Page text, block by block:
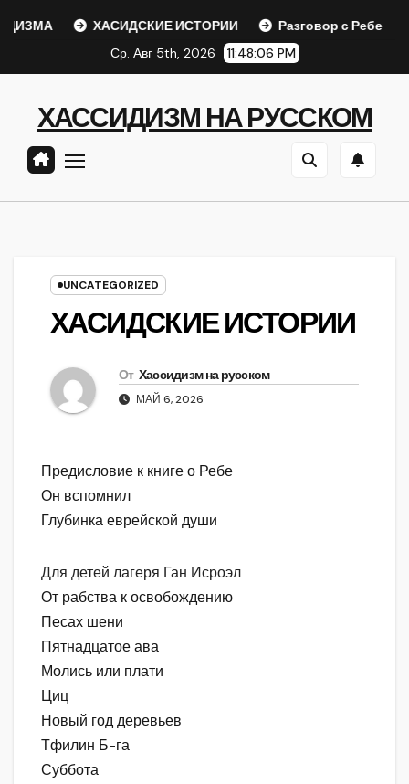
ХАСИДСКИЕ ИСТОРИИ Разговор с Ребе
Ср. Авг 5th, 2026
11:48:06 PM
ХАССИДИЗМ НА РУССКОМ
UNCATEGORIZED
ХАСИДСКИЕ ИСТОРИИ
От Хассидизм на русском
МАЙ 6, 2026
Предисловие к книге о Ребе
Он вспомнил
Глубинка еврейской души
Для детей лагеря Ган Исроэл
От рабства к освобождению
Песах шени
Пятнадцатое ава
Молись или плати
Циц
Новый год деревьев
Тфилин Б-га
Суббота